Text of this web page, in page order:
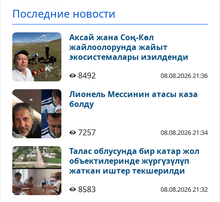
Последние новости
Аксай жана Соң-Көл
жайлоолорунда жайыт
экосистемалары изилденди
8492
08.08.2026 21:36
Лионель Мессинин атасы каза
болду
7257 08.08.2026 21:34
Талас облусунда бир катар жол
объектилеринде жүргүзүлүп
жаткан иштер текшерилди
8583
08.08.2026 21:32